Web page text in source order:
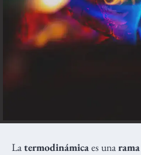
Latermodinámicaes unarama